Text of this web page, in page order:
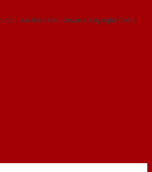
cửa theo tiêu chuẩn công nghệ Châu
cung cấp hàng đầu tại Việt Nam!